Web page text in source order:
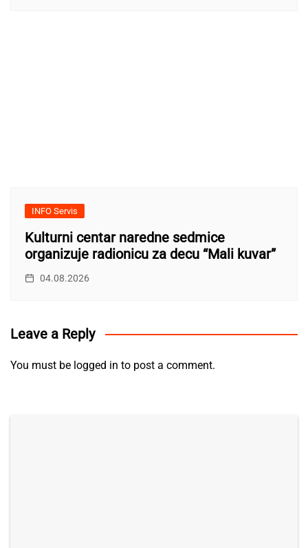
INFO Servis
Kulturni centar naredne sedmice
organizuje radionicu za decu “Mali kuvar”
04.08.2026
Leave a Reply
You must be logged in to post a comment.